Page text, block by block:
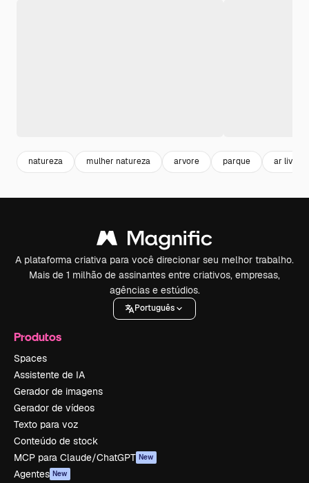
natureza mulher natureza arvore parque ar livre
A plataforma criativa para você direcionar seu melhor trabalho.
Mais de 1 milhão de assinantes entre criativos, empresas,
agências e estúdios.
Português
Produtos
Spaces
Assistente de IA
Gerador de imagens
Gerador de vídeos
Texto para voz
Conteúdo de stock
MCP para Claude/ChatGPT New
Agentes New